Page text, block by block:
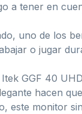
a tener en
uno de los
o jugar
GGF 40
hacen
este monitor